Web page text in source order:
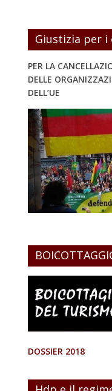
Giustizia per i
PER LA
DELLE
DELL’UE
DOSSIER 2018